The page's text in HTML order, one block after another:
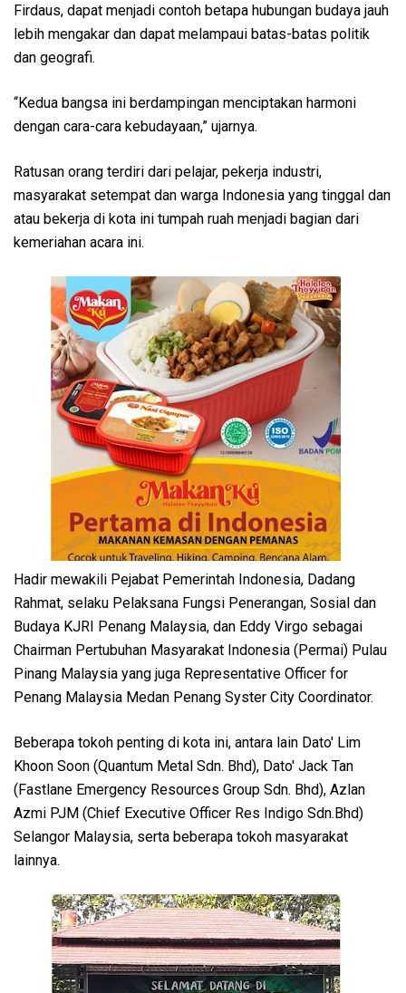
Firdaus, dapat menjadi contoh betapa hubungan budaya jauh
lebih mengakar dan dapat melampaui batas-batas politik
dan geografi.
“Kedua bangsa ini berdampingan menciptakan harmoni
dengan cara-cara kebudayaan,” ujarnya.
Ratusan orang terdiri dari pelajar, pekerja industri,
masyarakat setempat dan warga Indonesia yang tinggal dan
atau bekerja di kota ini tumpah ruah menjadi bagian dari
kemeriahan acara ini.
Hadir mewakili Pejabat Pemerintah Indonesia, Dadang
Rahmat, selaku Pelaksana Fungsi Penerangan, Sosial dan
Budaya KJRI Penang Malaysia, dan Eddy Virgo sebagai
Chairman Pertubuhan Masyarakat Indonesia (Permai) Pulau
Pinang Malaysia yang juga Representative Officer for
Penang Malaysia Medan Penang Syster City Coordinator.
Beberapa tokoh penting di kota ini, antara lain Dato' Lim
Khoon Soon (Quantum Metal Sdn. Bhd), Dato' Jack Tan
(Fastlane Emergency Resources Group Sdn. Bhd), Azlan
Azmi PJM (Chief Executive Officer Res Indigo Sdn.Bhd)
Selangor Malaysia, serta beberapa tokoh masyarakat
lainnya.